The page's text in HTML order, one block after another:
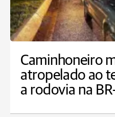
Caminhoneiro
atropelado ao
a rodovia na